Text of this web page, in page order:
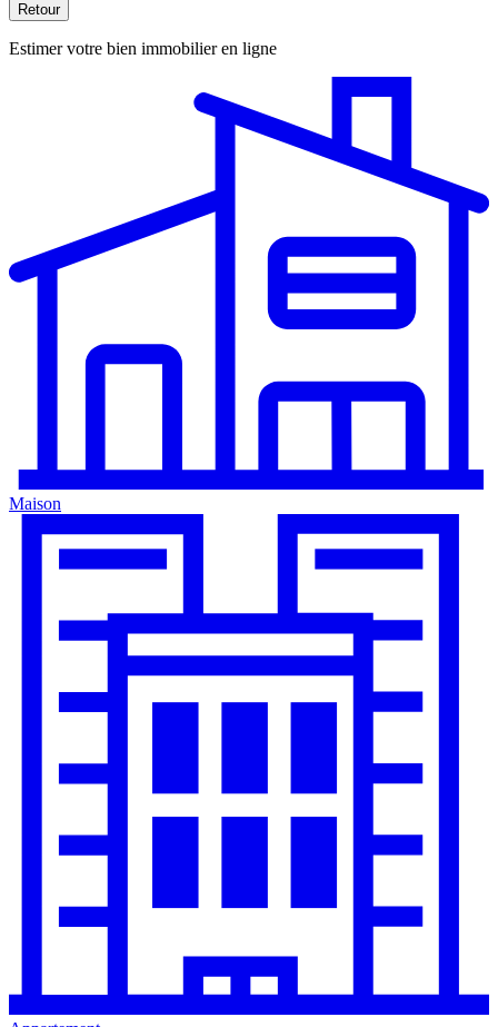
Retour
Estimer votre bien immobilier en ligne
Maison